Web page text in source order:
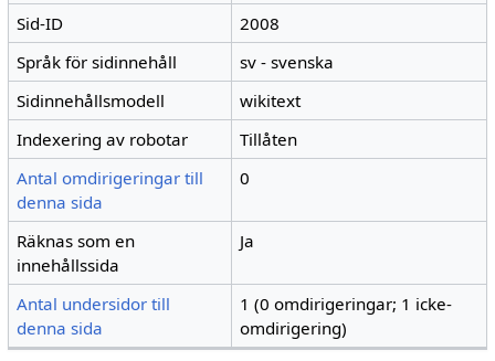
Sid-ID
2008
Språk för sidinnehåll
sv - svenska
Sidinnehållsmodell
wikitext
Indexering av robotar
Tillåten
Antal omdirigeringar till
denna sida
0
Räknas som en
innehållssida
Ja
Antal undersidor till
denna sida
1 (0 omdirigeringar; 1 icke-
omdirigering)